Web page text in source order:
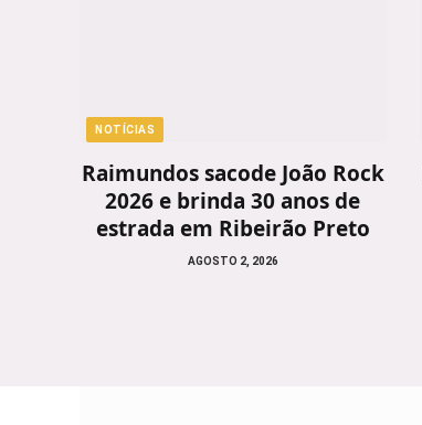
NOTÍCIAS
Raimundos sacode João Rock
2026 e brinda 30 anos de
estrada em Ribeirão Preto
AGOSTO 2, 2026